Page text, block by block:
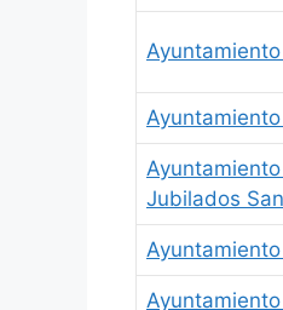
Jubilados